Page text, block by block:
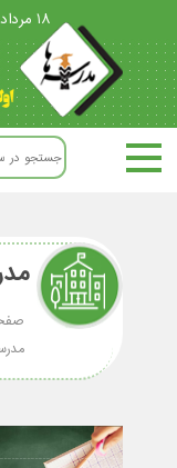
18 مرداد ماه 1405